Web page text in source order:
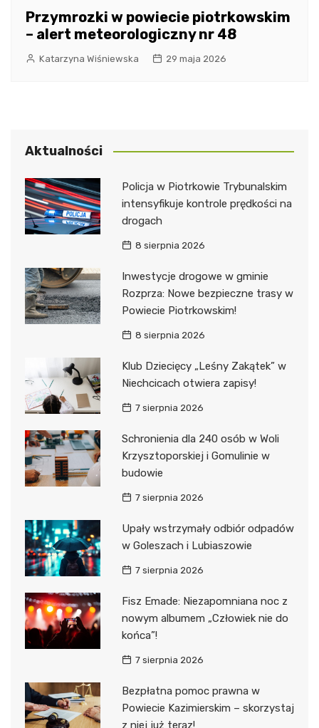
Przymrozki w powiecie piotrkowskim
– alert meteorologiczny nr 48
Katarzyna Wiśniewska 29 maja 2026
Aktualności
Policja w Piotrkowie Trybunalskim
intensyfikuje kontrole prędkości na
drogach
8 sierpnia 2026
Inwestycje drogowe w gminie
Rozprza: Nowe bezpieczne trasy w
Powiecie Piotrkowskim!
8 sierpnia 2026
Klub Dziecięcy „Leśny Zakątek” w
Niechcicach otwiera zapisy!
7 sierpnia 2026
Schronienia dla 240 osób w Woli
Krzysztoporskiej i Gomulinie w
budowie
7 sierpnia 2026
Upały wstrzymały odbiór odpadów
w Goleszach i Lubiaszowie
7 sierpnia 2026
Fisz Emade: Niezapomniana noc z
nowym albumem „Człowiek nie do
końca”!
7 sierpnia 2026
Bezpłatna pomoc prawna w
Powiecie Kazimierskim – skorzystaj
z niej już teraz!